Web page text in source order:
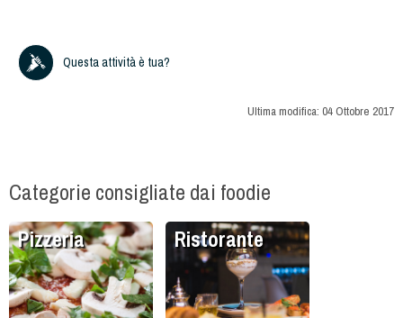
Questa attività è tua?
Ultima modifica: 04 Ottobre 2017
Categorie consigliate dai foodie
Pizzeria Ristorante